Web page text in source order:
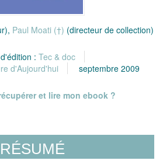
Paul Moati (†) (directeur de collection)
: Tec & doc
d'Aujourd'hui septembre 2009
et lire mon ebook ?
RÉSUMÉ